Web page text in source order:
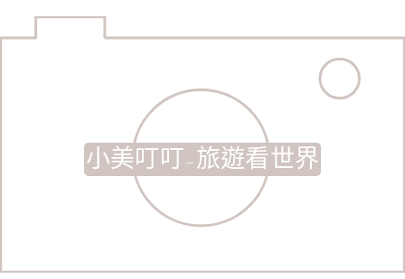
小美叮叮-旅遊看世界